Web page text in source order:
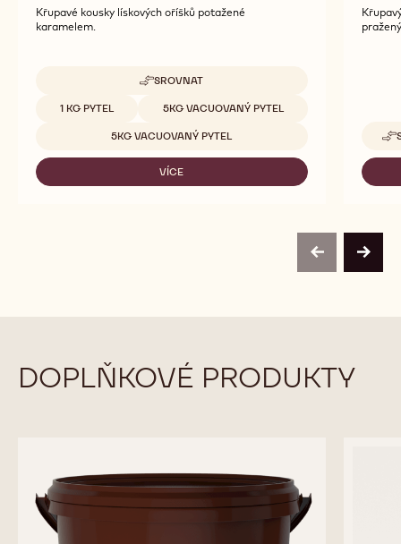
Křupavé kousky lískových oříšků potažené
karamelem.
SROVNAT
-
BRESILIENNE
Dostupná balení
1 KG PYTEL 5KG VACUOVANÝ PYTEL
5KG VACUOVANÝ PYTEL
VÍCE
-
previousnext
DOPLŇKOVÉ PRODUKTY